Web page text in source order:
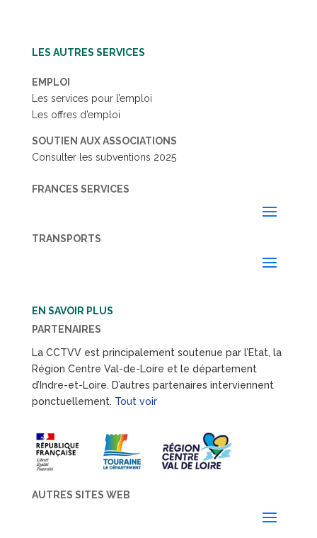
LES AUTRES SERVICES
EMPLOI
Les services pour l’emploi
Les offres d’emploi
SOUTIEN AUX ASSOCIATIONS
Consulter les subventions 2025
FRANCES SERVICES
TRANSPORTS
EN SAVOIR PLUS
PARTENAIRES
La CCTVV est principalement soutenue par l’Etat, la
Région Centre Val-de-Loire et le département
d’Indre-et-Loire. D’autres partenaires interviennent
ponctuellement. Tout voir
AUTRES SITES WEB